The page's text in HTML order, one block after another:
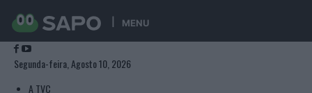
MENU
Segunda-feira, Agosto 10, 2026
A TVC